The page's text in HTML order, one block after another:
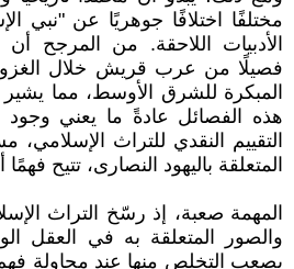
مختلفًا اختلافًا جوهريًا عن "نبي
الأدبيات اللاحقة. من المرجح أن
فصيلًا من عرب قريش خلال
المبكرة للشرق الأوسط، مما
هذه الفصائل عادةً ما يعني وجود
التقييم النقدي للتراث الإسلامي،
المتعلقة باليهود النصارى، تتيح
المهمة صعبة، إذ رسّخ التراث
والصور المتعلقة به في العقل
يصعب التخلص منها عند محاولة فهم